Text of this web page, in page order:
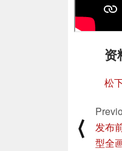
资
松
⟨
发布
型全